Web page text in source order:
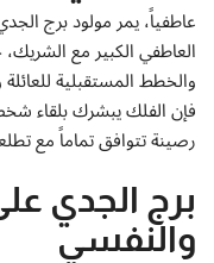
عاطفياً، يمر مولود برج
العاطفي الكبير مع
والخطط المستقبلية
فإن الفلك يبشرك بلقاء
رصينة تتوافق تماماً مع
برج الجدي
والنفسي